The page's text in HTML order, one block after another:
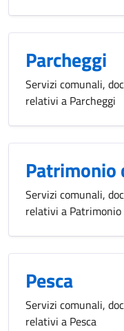
Parcheggi
Servizi comunali,
relativi a Parcheggi
Servizi comunali,
relativi a
Pesca
Servizi comunali,
relativi a Pesca